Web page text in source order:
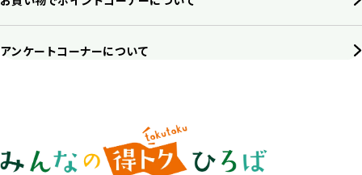
アンケートコーナーについて